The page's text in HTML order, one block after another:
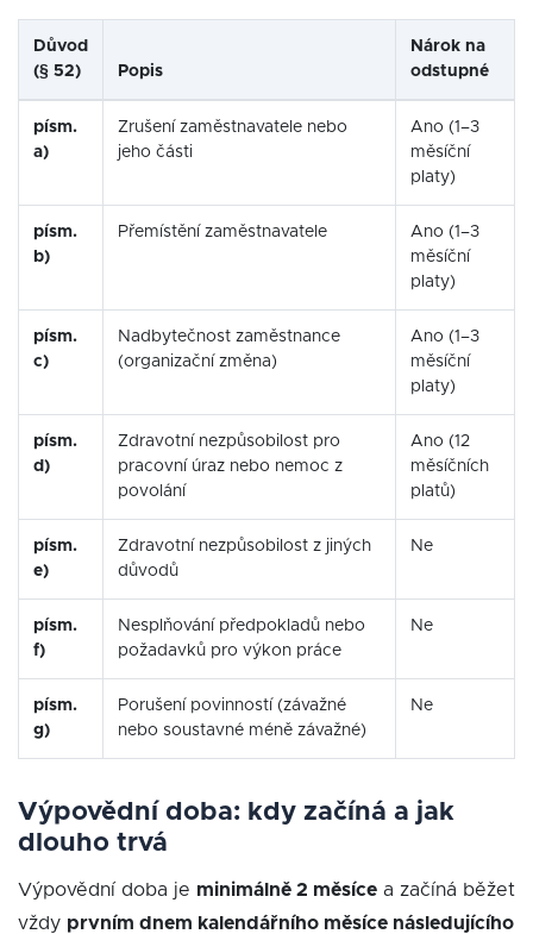
Důvod
(§ 52)
Popis
Nárok na
odstupné
písm.
a)
Zrušení zaměstnavatele nebo
jeho části
Ano (1–3
měsíční
platy)
písm.
b)
Přemístění zaměstnavatele
Ano (1–3
měsíční
platy)
písm.
c)
Nadbytečnost zaměstnance
(organizační změna)
Ano (1–3
měsíční
platy)
písm.
d)
Zdravotní nezpůsobilost pro
pracovní úraz nebo nemoc z
povolání
Ano (12
měsíčních
platů)
písm.
e)
Zdravotní nezpůsobilost z jiných
důvodů
Ne
písm.
f)
Nesplňování předpokladů nebo
požadavků pro výkon práce
Ne
písm.
g)
Porušení povinností (závažné
nebo soustavné méně závažné)
Ne
Výpovědní doba: kdy začíná a jak
dlouho trvá
Výpovědní doba je minimálně 2 měsíce a začíná běžet
vždy prvním dnem kalendářního měsíce následujícího